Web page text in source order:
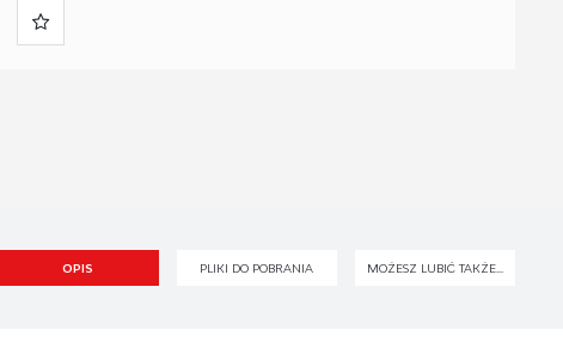
OPIS PLIKI DO POBRANIA MOŻESZ LUBIĆ TAKŻE...